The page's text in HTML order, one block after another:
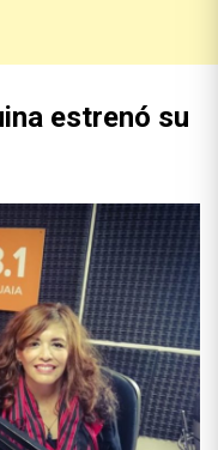
estrenó su